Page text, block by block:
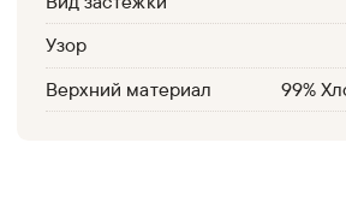
Узор
Верхний материал
99%